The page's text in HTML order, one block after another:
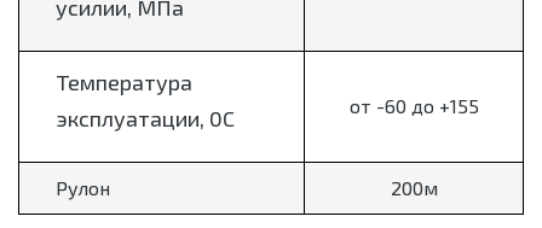
усилии, МПа
Температура
эксплуатации, 0С
от -60 до +155
Рулон 200м